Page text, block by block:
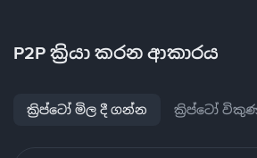
P2P ක්‍රියා කරන ආකාරය
ක්‍රිප්ටෝ මිල දී ගන්න ක්‍රිප්ටෝ